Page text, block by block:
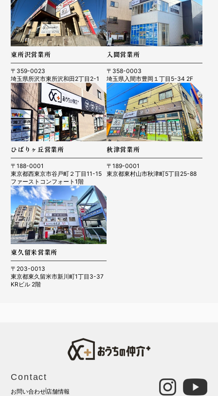
東所沢営業所
〒359-0023
埼玉県所沢市東所沢和田2丁目2-1
入間営業所
〒358-0003
埼玉県入間市豊岡１丁目5-34 2F
ひばりヶ丘営業所
〒188-0001
東京都西東京市谷戸町２丁目11-15
ファーストコンフォート1階
秋津営業所
〒189-0001
東京都東村山市秋津町5丁目25-88
東久留米営業所
〒203-0013
東京都東久留米市新川町1丁目3-37
KRビル 2階
Contact
お問い合わせ店舗情報